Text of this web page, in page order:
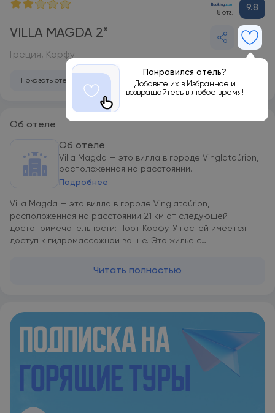
8 отз. 9.8
VILLA MAGDA 2*
Понравился отель?
Добавьте их в Избранное и
возвращайтесь в любое время!
Греция, Корфу
Показать отель на карте
Об отеле
Об отеле
Villa Magda — это вилла в городе Vinglatoúrion,
расположенная на расстоянии...
Подробнее
Villa Magda — это вилла в городе Vinglatoúrion,
расположенная на расстоянии 21 км от следующей
достопримечательности: Порт Корфу. У гостей имеется
доступ к гидромассажной ванне. Это жилье с
достопримечательности, как Пляж Глифа. Также среди
зона, полностью оборудованная кухня и несколько ванных
комнат (2). Гостям предоставляются постельное белье и
полотенца. С террасы открывается вид на море. Гости Villa
Magda могут поплавать в открытом бассейне или заняться
велосипедными прогулками в окрестностях. Villa Magda
располагается в 22 км и 22 км соответственно от таких
достопримечательностей, как Новая крепость и
Читать полностью